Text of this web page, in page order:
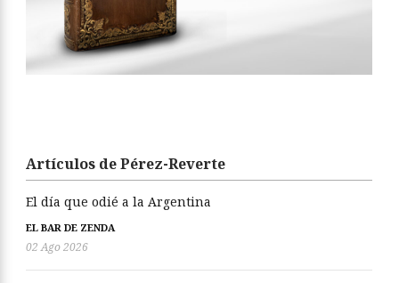
Artículos de Pérez-Reverte
El día que odié a la Argentina
EL BAR DE ZENDA
02 Ago 2026